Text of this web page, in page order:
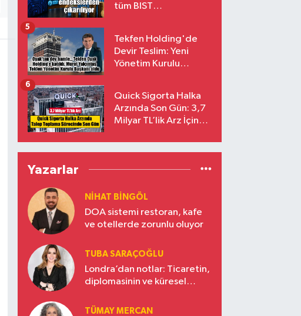
tüm BIST
Tekfen Holding'de
Devir Teslim: Yeni
Yönetim Kurulu
5
Quick Sigorta Halka
Arzında Son Gün: 3,7
Milyar TL’lik Arz İçin
Eriyor
6
Yazarlar
NIHAT BINGÖL
DOA sistemi restoran, kafe
ve otellerde zorunlu oluyor
TUBA SARAÇOĞLU
Londra’dan notlar: Ticaretin,
diplomasinin ve küresel
Türkiye’nin yükselen gücü
TÜMAY MERCAN